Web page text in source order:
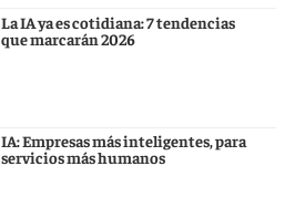
La IA ya es cotidiana: 7 tendencias
que marcarán 2026
IA: Empresas más inteligentes, para
servicios más humanos